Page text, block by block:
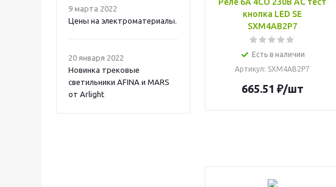
9 марта 2022
Цены на электроматериалы.
20 января 2022
Новинка трековые
светильники AFINA и MARS
от Arlight
кнопка LED SE
SXM4AB2P7
Есть в наличии
Артикул: SXM4AB2P7
665.51 ₽/шт